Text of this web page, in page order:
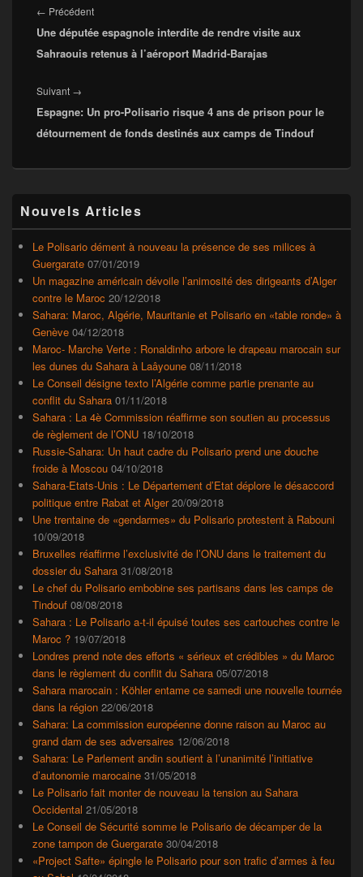
de
l’article
← PrécédentArticle
précédent :
Une députée espagnole interdite de rendre visite aux
Sahraouis retenus à l’aéroport Madrid-Barajas
Suivant →
suivant :
Espagne: Un pro-Polisario risque 4 ans de prison pour le
détournement de fonds destinés aux camps de Tindouf
principale
de
widget
barre
latérale
Nouvels Articles
Le Polisario dément à nouveau la présence de ses milices à
Guergarate 07/01/2019
Un magazine américain dévoile l’animosité des dirigeants d’Alger
contre le Maroc 20/12/2018
Sahara: Maroc, Algérie, Mauritanie et Polisario en «table ronde» à
Genève 04/12/2018
Maroc- Marche Verte : Ronaldinho arbore le drapeau marocain sur
les dunes du Sahara à Laâyoune 08/11/2018
Le Conseil désigne texto l’Algérie comme partie prenante au
conflit du Sahara 01/11/2018
Sahara : La 4è Commission réaffirme son soutien au processus
de règlement de l’ONU 18/10/2018
Russie-Sahara: Un haut cadre du Polisario prend une douche
froide à Moscou 04/10/2018
Sahara-Etats-Unis : Le Département d’Etat déplore le désaccord
politique entre Rabat et Alger 20/09/2018
Une trentaine de «gendarmes» du Polisario protestent à Rabouni
10/09/2018
Bruxelles réaffirme l’exclusivité de l’ONU dans le traitement du
dossier du Sahara 31/08/2018
Le chef du Polisario embobine ses partisans dans les camps de
Tindouf 08/08/2018
Sahara : Le Polisario a-t-il épuisé toutes ses cartouches contre le
Maroc ? 19/07/2018
Londres prend note des efforts « sérieux et crédibles » du Maroc
dans le règlement du conflit du Sahara 05/07/2018
Sahara marocain : Köhler entame ce samedi une nouvelle tournée
dans la région 22/06/2018
Sahara: La commission européenne donne raison au Maroc au
grand dam de ses adversaires 12/06/2018
Sahara: Le Parlement andin soutient à l’unanimité l’initiative
d’autonomie marocaine 31/05/2018
Le Polisario fait monter de nouveau la tension au Sahara
Occidental 21/05/2018
Le Conseil de Sécurité somme le Polisario de décamper de la
zone tampon de Guergarate 30/04/2018
«Project Safte» épingle le Polisario pour son trafic d’armes à feu